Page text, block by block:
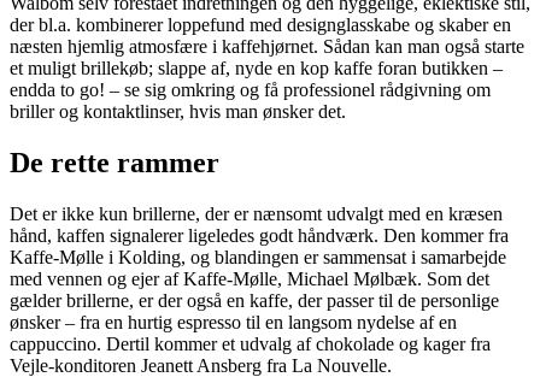
der bl.a. kombinerer loppefund med designglasskabe og skaber en
næsten hjemlig atmosfære i kaffehjørnet. Sådan kan man også starte
et muligt brillekøb; slappe af, nyde en kop kaffe foran butikken –
endda to go! – se sig omkring og få professionel rådgivning om
briller og kontaktlinser, hvis man ønsker det.
De rette rammer
Det er ikke kun brillerne, der er nænsomt udvalgt med en kræsen
hånd, kaffen signalerer ligeledes godt håndværk. Den kommer fra
Kaffe-Mølle i Kolding, og blandingen er sammensat i samarbejde
med vennen og ejer af Kaffe-Mølle, Michael Mølbæk. Som det
gælder brillerne, er der også en kaffe, der passer til de personlige
ønsker – fra en hurtig espresso til en langsom nydelse af en
cappuccino. Dertil kommer et udvalg af chokolade og kager fra
Vejle-konditoren Jeanett Ansberg fra La Nouvelle.